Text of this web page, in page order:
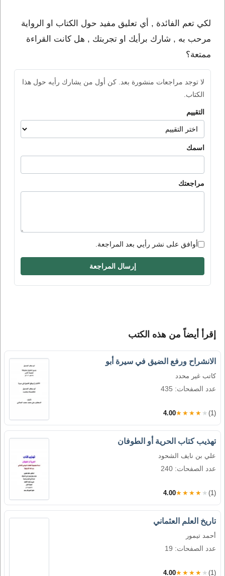
لكي تعم الفائدة , أي تعليق مفيد حول الكتاب او الرواية
مرحب به , شارك برأيك او تجربتك , هل كانت القراءة
ممتعة؟
لا توجد مراجعات منشورة بعد. كن أول من يشارك رأيه حول هذا
الكتاب.
التقييم
اسمك
مراجعتك
أوافق على نشر رأيي بعد المراجعة.
إرسال المراجعة
إقرأ أيضاً من هذه الكتب
الانشراح ورفع الضيق في سيرة أبو
كاتب غير محدد
عدد الصفحات: 435
4.00★★★★★ (1)
تهذيب كتاب الحرية أو الطوفان
علي بن نايف الشحود
عدد الصفحات: 240
4.00★★★★★ (1)
تاريخ العلم العثماني
أحمد تيمور
عدد الصفحات: 19
4.00★★★★★ (1)